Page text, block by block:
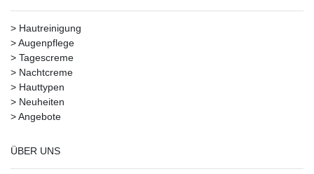
> Hautreinigung
>Augenpflege
> Tagescreme
> Nachtcreme
> Hauttypen
> Neuheiten
>Angebote
ÜBER UNS